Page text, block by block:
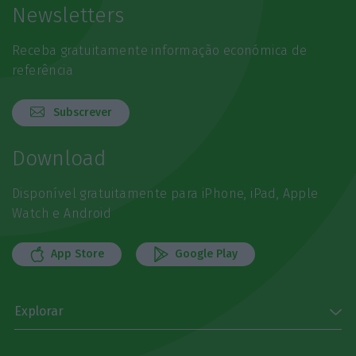
Newsletters
Receba gratuitamente informação económica de
referência
Subscrever
Download
Disponível gratuitamente para iPhone, iPad, Apple
Watch e Android
App Store Google Play
Explorar